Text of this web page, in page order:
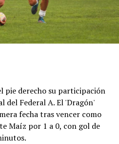
de la Fórmula 1
a través de un panel de cinco
previa y, en caso de
de dejar de lado el
de los pilotos, por lo
pie derecho su participación
del Federal A. El 'Dragón'
fecha tras vencer como
Maíz por 1 a 0, con gol de